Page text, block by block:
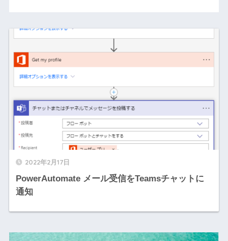
2022年2月17日
PowerAutomate メール受信をTeamsチャットに
通知